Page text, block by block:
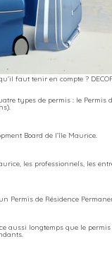
faut tenir en compte ?
types de permis : le
Board de l’île Maurice.
les professionnels, les
de Résidence
aussi longtemps que le